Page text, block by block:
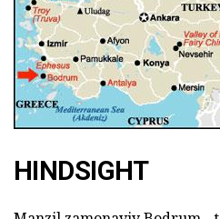
HINDSIGHT